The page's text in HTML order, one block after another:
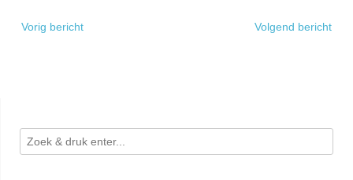
navigatie
Vorig bericht Volgend bericht